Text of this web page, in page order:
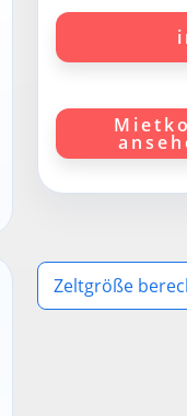
Zeltgröße